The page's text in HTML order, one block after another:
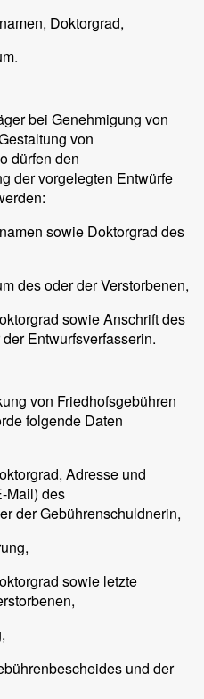
Doktorgrad,
bei Genehmigung von
von
dürfen den
der vorgelegten Entwürfe
sowie Doktorgrad des
des oder der Verstorbenen,
sowie Anschrift des
Entwurfsverfasserin.
von Friedhofsgebühren
folgende Daten
Adresse und
Mail) des
der Gebührenschuldnerin,
sowie letzte
und der